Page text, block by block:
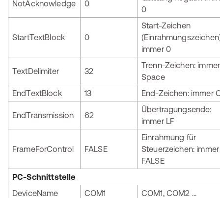
NotAcknowledge 0
0
StartTextBlock 0
Start-Zeichen
immer 0
TextDelimiter 32
Trenn-Zeichen: immer
Space
EndTextBlock
13 End-Zeichen: immer
EndTransmission 62
Übertragungsende:
immer LF
FrameForControl FALSE
Einrahmung für
Steuerzeichen: immer
FALSE
PC-Schnittstelle
DeviceName
COM1
COM1, COM2 ...